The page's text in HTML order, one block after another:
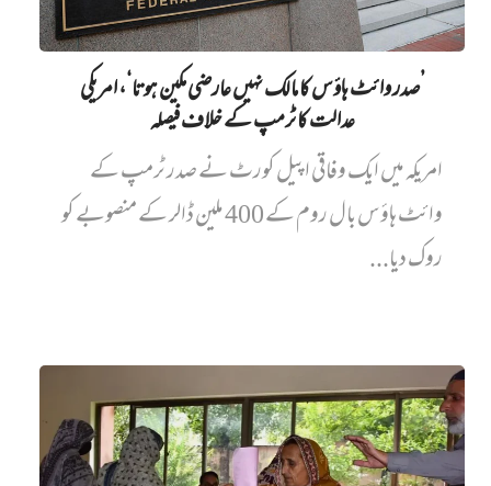
’صدر وائٹ ہاؤس کا مالک نہیں‌ عارضی مکین ہوتا‘، امریکی
عدالت کا ٹرمپ کے خلاف فیصلہ
امریکہ میں ایک وفاقی اپیل کورٹ نے صدر ٹرمپ کے
وائٹ ہاؤس بال روم کے 400 ملین ڈالر کے منصوبے کو
روک دیا...